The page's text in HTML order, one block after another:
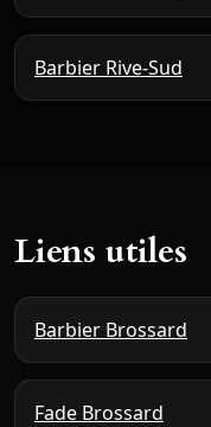
Barbier Rive-Sud
Liens utiles
Barbier Brossard
Fade Brossard